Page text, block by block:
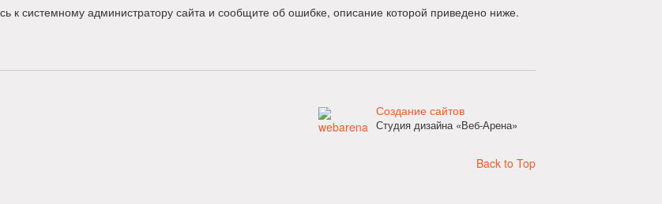
к системному администратору сайта и сообщите об ошибке, описание которой приведено ниже.
Создание сайтов
Студия дизайна «Веб-Арена»
Back to Top